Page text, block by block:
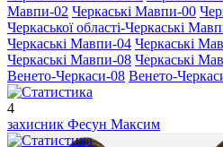
Мавпи-02 Черкаські Мавпи-00
Черкаської області-Черкаські
Черкаські Мавпи-04 Черкаські
Черкаські Мавпи-08 Черкаські
Венето-Черкаси-08 Венето-
4
захисник Фесун Максим